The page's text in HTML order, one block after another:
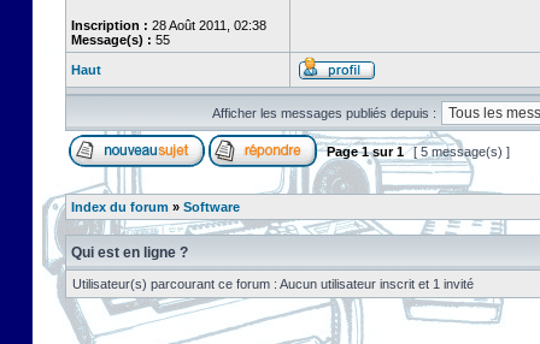
Inscription : 28 Août 2011, 02:38
Message(s) : 55
Haut
Afficher les messages publiés depuis :
Page1sur1 [ 5 message(s) ]
Index du forum » Software
Qui est en ligne ?
Utilisateur(s) parcourant ce forum : Aucun utilisateur inscrit et 1 invité